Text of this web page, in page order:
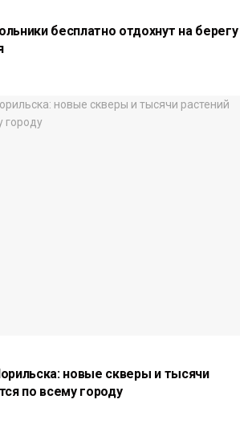
бесплатно отдохнут на берегу
новые скверы и тысячи
по всему городу